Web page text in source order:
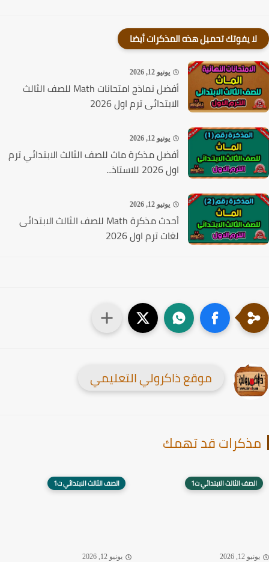
لا يفوتك تحميل هذه المذكرات أيضا
يونيو 12, 2026
أفضل نماذج امتحانات Math للصف الثالث
الابتدائى ترم اول 2026
يونيو 12, 2026
أفضل مذكرة ماث للصف الثالث الابتدائي ترم
اول 2026 للاستاذ...
يونيو 12, 2026
أحدث مذكرة Math للصف الثالث الابتدائى
لغات ترم اول 2026
موقع ذاكرولي التعليمي
قد تهمك
الصف الثالث الابتدائي ت1
12, 2026
الصف الثالث الابتدائي ت1
يونيو 12, 2026